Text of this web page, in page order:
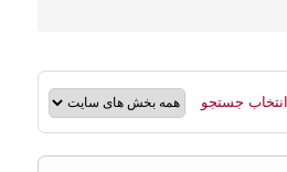
انتخاب جستجو